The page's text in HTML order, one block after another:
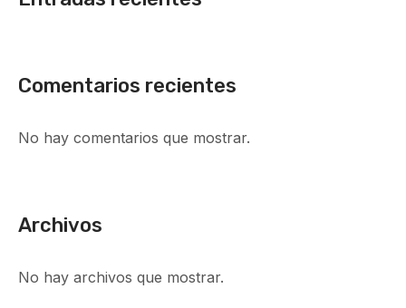
Comentarios recientes
No hay comentarios que mostrar.
Archivos
No hay archivos que mostrar.